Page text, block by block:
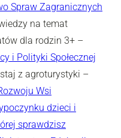
Spraw Zagranicznych
na temat
dla rodzin 3+ –
i Polityki Społecznej
z agroturystyki –
Wsi
dzieci i
sprawdzisz